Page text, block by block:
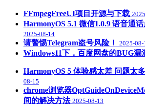
FFmpegFreeUI项目开源与下载
HarmonyOS 5.1 微信1.0.9 语音通
2025-08-14
请警惕Telegram盗号风险！ 2025-08-
Windows11下，百度网盘的BUG漏
HarmonyOS 5 体验感太差 问题太
08-15
chrome浏览器
间的解决方法 2025-08-13